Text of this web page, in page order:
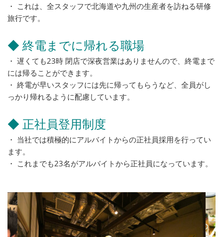
・ これは、全スタッフで北海道や九州の生産者を訪ねる研修
旅行です。
◆ 終電までに帰れる職場
・ 遅くても23時 閉店で深夜営業はありませんので、終電まで
には帰ることができます。
・ 終電が早いスタッフには先に帰ってもらうなど、全員がし
っかり帰れるように配慮しています。
◆ 正社員登用制度
・ 当社では積極的にアルバイトからの正社員採用を行ってい
ます。
・ これまでも23名がアルバイトから正社員になっています。